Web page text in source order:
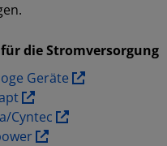
die Stromversorgung
Geräte
Cyntec